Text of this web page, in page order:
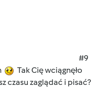
#9
Tak Cię wciągnęło
czasu zaglądać i pisać?